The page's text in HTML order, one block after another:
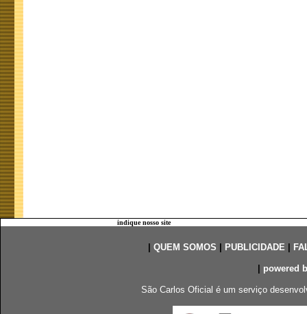
indique nosso site
QUEM SOMOS PUBLICIDADE|
powered
São Carlos Oficial é um serviço